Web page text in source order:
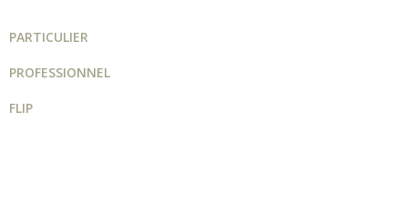
PARTICULIER
PROFESSIONNEL
FLIP